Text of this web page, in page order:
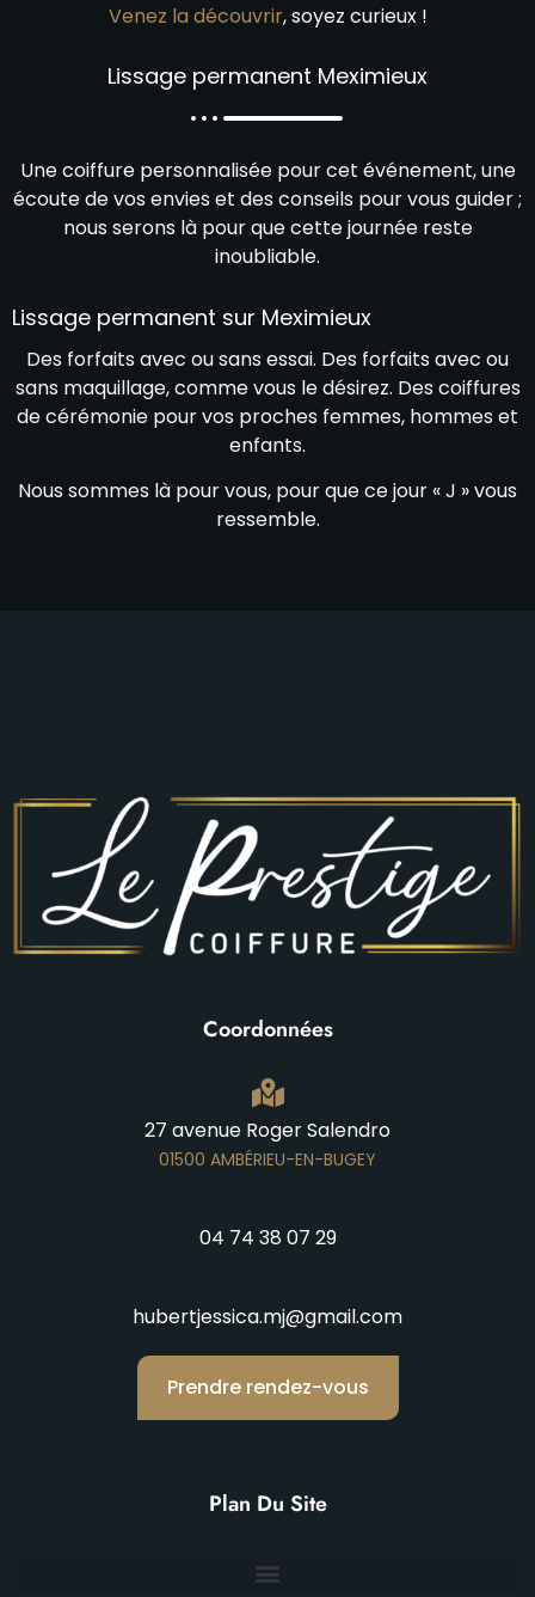
Venez la découvrir, soyez curieux !
Lissage permanent Meximieux
Une coiffure personnalisée pour cet événement, une
écoute de vos envies et des conseils pour vous guider ;
nous serons là pour que cette journée reste
inoubliable.
Lissage permanent sur Meximieux
Des forfaits avec ou sans essai. Des forfaits avec ou
sans maquillage, comme vous le désirez. Des coiffures
de cérémonie pour vos proches femmes, hommes et
enfants.
Nous sommes là pour vous, pour que ce jour « J » vous
ressemble.
Coordonnées
27 avenue Roger Salendro
01500 AMBÉRIEU-EN-BUGEY
04 74 38 07 29
hubertjessica.mj@gmail.com
Prendre rendez-vous
Plan Du Site